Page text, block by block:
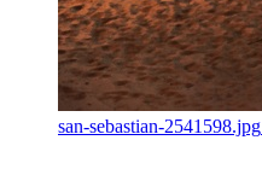
san-sebastian-2541598.jpg